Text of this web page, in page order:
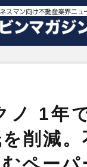
ノ 1年
削減。